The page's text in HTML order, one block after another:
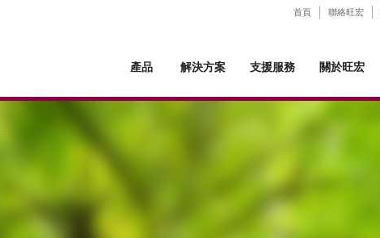
首頁 聯絡旺宏
關於旺宏
支援服務
解決方案
產品